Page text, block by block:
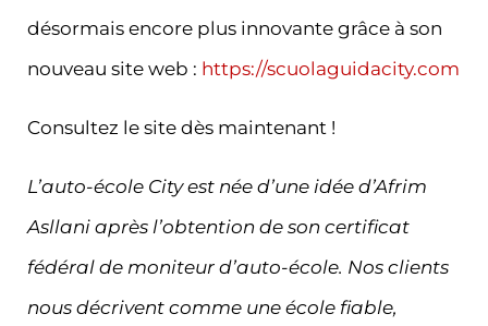
désormais encore plus innovante grâce à son
nouveau site web : https://scuolaguidacity.com
Consultez le site dès maintenant !
L’auto-école City est née d’une idée d’Afrim
Asllani après l’obtention de son certificat
fédéral de moniteur d’auto-école. Nos clients
nous décrivent comme une école fiable,